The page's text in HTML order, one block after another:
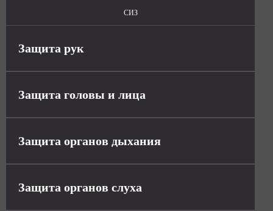
СИЗ
Защита рук
Защита головы и лица
Защита органов дыхания
Защита органов слуха